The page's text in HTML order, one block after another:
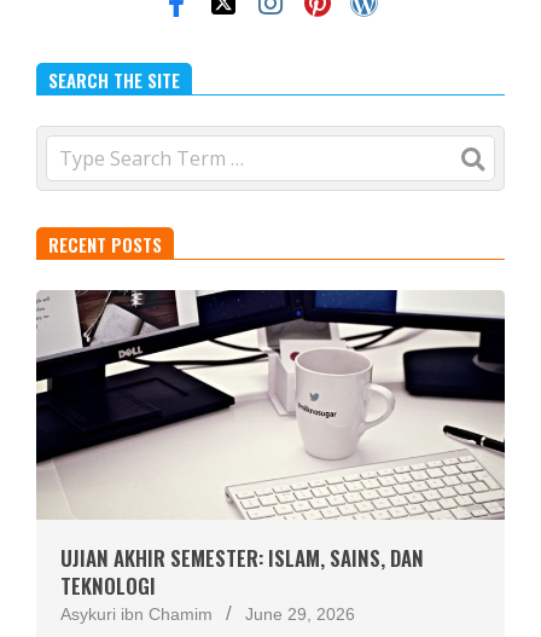
SEARCH THE SITE
Search
RECENT POSTS
UJIAN AKHIR SEMESTER: ISLAM, SAINS, DAN
TEKNOLOGI
Asykuri ibn Chamim June 29, 2026